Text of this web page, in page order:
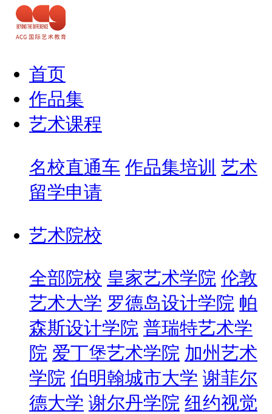
首页
作品集
艺术课程
名校直通车 作品集培训 艺术
留学申请
艺术院校
全部院校 皇家艺术学院 伦敦
艺术大学 罗德岛设计学院 帕
森斯设计学院 普瑞特艺术学
院 爱丁堡艺术学院 加州艺术
学院 伯明翰城市大学 谢菲尔
德大学 谢尔丹学院 纽约视觉